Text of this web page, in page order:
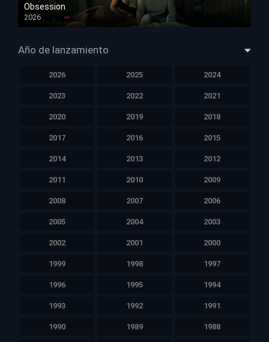
Obsession
2026
HD 1080p
Año de lanzamiento
2026 2025 2024
2023 2022 2021
2020 2019 2018
2017 2016 2015
2014 2013 2012
2011 2010 2009
2008 2007 2006
2005 2004 2003
2002 2001 2000
1999 1998 1997
1996 1995 1994
1993 1992 1991
1990 1989 1988